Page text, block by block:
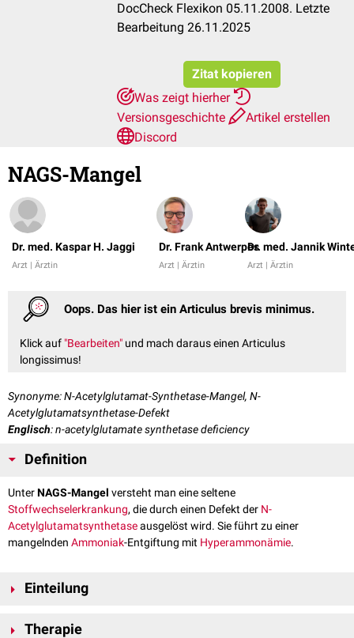
DocCheck Flexikon 05.11.2008. Letzte
Bearbeitung 26.11.2025
Zitat kopieren
Was zeigt hierher
Versionsgeschichte
Artikel erstellen
Discord
NAGS-Mangel
Dr. med. Kaspar H. Jaggi
Arzt | Ärztin
Dr. Frank Antwerpes
Arzt | Ärztin
Dr. med. Jannik
Arzt | Ärztin
Oops. Das hier ist ein Articulus brevis minimus.
Klick auf "Bearbeiten" und mach daraus einen Articulus
longissimus!
Synonyme: N-Acetylglutamat-Synthetase-Mangel, N-
Acetylglutamatsynthetase-Defekt
Englisch: n-acetylglutamate synthetase deficiency
Definition
UnterNAGS-Mangel versteht man eine seltene
Stoffwechselerkrankung, die durch einen Defekt der N-
Acetylglutamatsynthetaseausgelöst wird. Sie führt zu einer
mangelnden Ammoniak-Entgiftung mit Hyperammonämie.
Einteilung
vollständiger NAGS-Mangel
Therapie